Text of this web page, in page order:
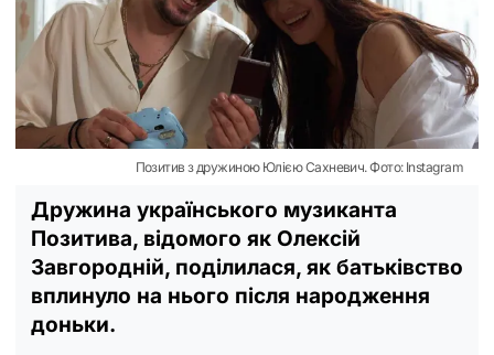
Позитив з дружиною Юлією Сахневич. Фото: Instagram
Дружина українського музиканта
Позитива, відомого як Олексій
Завгородній, поділилася, як батьківство
вплинуло на нього після народження
доньки.